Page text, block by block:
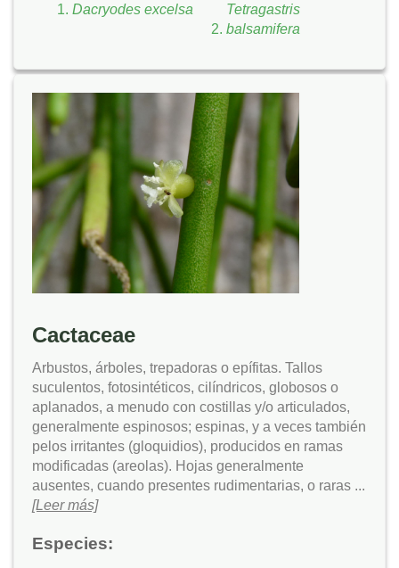
Dacryodes excelsa
Tetragastris
balsamifera
Cactaceae
Arbustos, árboles, trepadoras o epífitas. Tallos
suculentos, fotosintéticos, cilíndricos, globosos o
aplanados, a menudo con costillas y/o articulados,
generalmente espinosos; espinas, y a veces también
pelos irritantes (gloquidios), producidos en ramas
modificadas (areolas). Hojas generalmente
ausentes, cuando presentes rudimentarias, o raras ...
[Leer más]
Especies: